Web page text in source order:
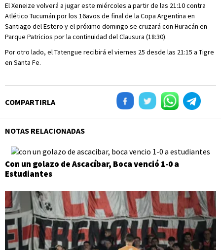
El Xeneize volverá a jugar este miércoles a partir de las 21:10 contra
Atlético Tucumán por los 16avos de final de la Copa Argentina en
Santiago del Estero y el próximo domingo se cruzará con Huracán en
Parque Patricios por la continuidad del Clausura (18:30).
Por otro lado, el Tatengue recibirá el viernes 25 desde las 21:15 a Tigre
en Santa Fe.
COMPARTIRLA
NOTAS RELACIONADAS
Con un golazo de Ascacíbar, Boca venció 1-0 a
Estudiantes